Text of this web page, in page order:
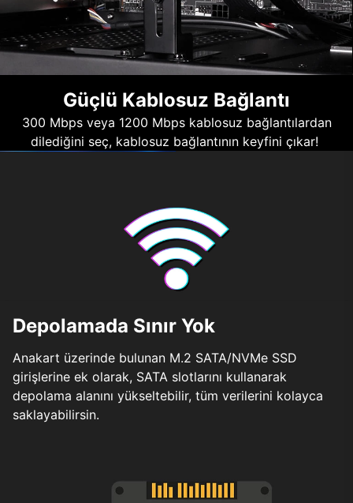
Güçlü Kablosuz Bağlantı
300 Mbps veya 1200 Mbps kablosuz bağlantılardan
dilediğini seç, kablosuz bağlantının keyfini çıkar!
Depolamada Sınır Yok
Anakart üzerinde bulunan M.2 SATA/NVMe SSD
girişlerine ek olarak, SATA slotlarını kullanarak
depolama alanını yükseltebilir, tüm verilerini kolayca
saklayabilirsin.